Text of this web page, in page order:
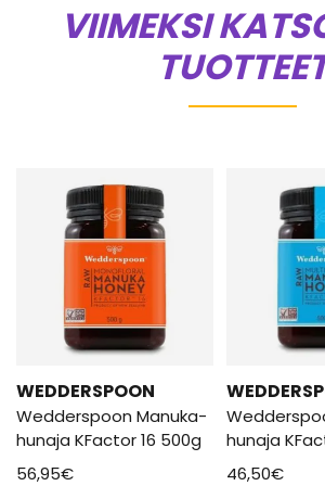
VIIMEKSI
WEDDERSPOON
Wedderspoon Manuka-
hunaja KFactor 16 500g
56,95€
hunaja
46,50€